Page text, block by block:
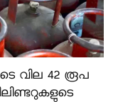
വില 42 രൂപ